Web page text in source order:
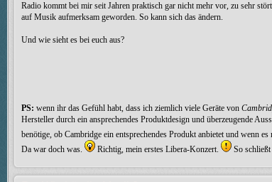
Radio kommt bei mir seit Jahren praktisch gar nicht mehr vor, zu sehr
auf Musik aufmerksam geworden. So kann sich das ändern.
Und wie sieht es bei euch aus?
PS: wenn ihr das Gefühl habt, dass ich ziemlich viele Geräte von
Hersteller durch ein ansprechendes Produktdesign und überzeugende
benötige, ob Cambridge ein entsprechendes Produkt anbietet und wenn
Da war doch was.
Richtig, mein erstes Libera-Konzert. So